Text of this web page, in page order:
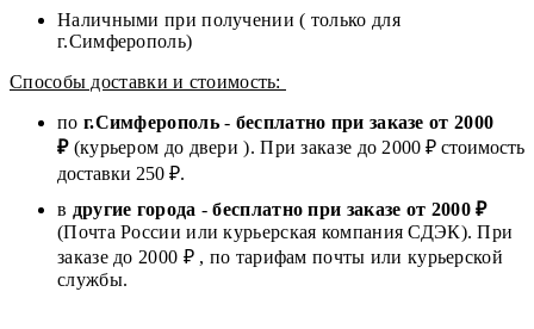
Наличными при получении ( только для
г.Симферополь)
Способы доставки и стоимость:
по г.Симферополь- бесплатно при заказе от 2000
₽(курьером до двери ). При заказе до 2000 ₽ стоимость
доставки 250 ₽.
в другие города -бесплатно при заказе от 2000 ₽
(Почта России или курьерская компания СДЭК). При
заказе до 2000 ₽ , по тарифам почты или курьерской
службы.